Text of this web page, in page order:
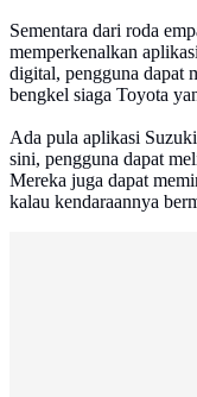
Sementara dari roda
memperkenalkan
digital, pengguna dapat
bengkel siaga Toyota
Ada pula aplikasi
sini, pengguna dapat
Mereka juga dapat
kalau kendaraannya